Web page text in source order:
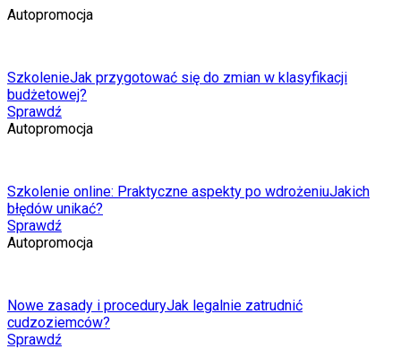
Autopromocja
SzkolenieJak przygotować się do zmian w klasyfikacji
budżetowej?
Sprawdź
Autopromocja
Szkolenie online: Praktyczne aspekty po wdrożeniuJakich
błędów unikać?
Sprawdź
Autopromocja
Nowe zasady i proceduryJak legalnie zatrudnić
cudzoziemców?
Sprawdź